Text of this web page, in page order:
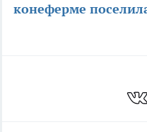
конеферме